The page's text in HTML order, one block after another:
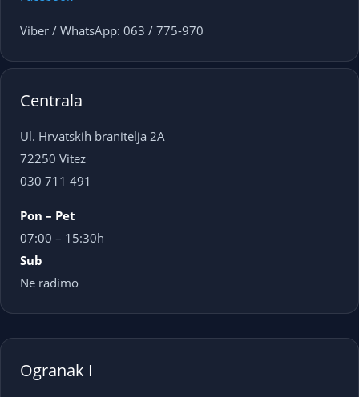
Viber / WhatsApp: 063 / 775-970
Centrala
Ul. Hrvatskih branitelja 2A
72250 Vitez
030 711 491
Pon – Pet
07:00 – 15:30h
Sub
Ne radimo
Ogranak I